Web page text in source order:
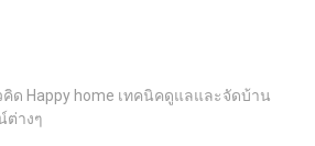
ด Happy home เทคนิคดูแลและจัดบ้าน
ต่างๆ